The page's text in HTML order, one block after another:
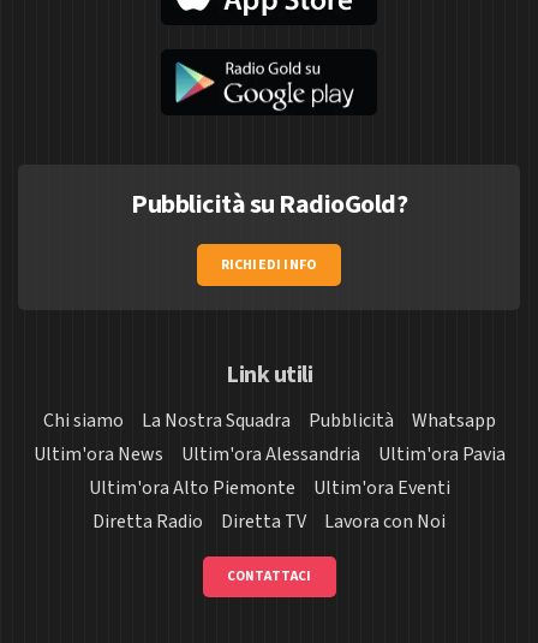
Pubblicità su RadioGold?
RICHIEDI INFO
Link utili
Chi siamo La Nostra Squadra Pubblicità
Whatsapp
Ultim'ora News
Ultim'ora Alessandria
Ultim'ora Pavia
Ultim'ora Alto Piemonte
Ultim'ora Eventi
Diretta Radio
Diretta TV Lavora con Noi
CONTATTACI